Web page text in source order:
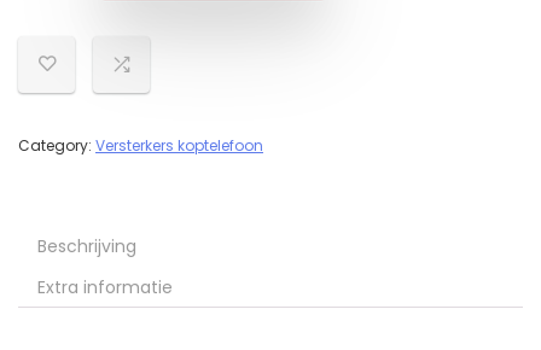
Category: Versterkers koptelefoon
Beschrijving
Extra informatie